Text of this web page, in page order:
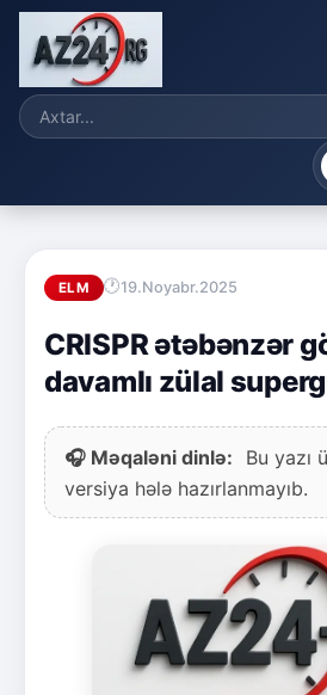
ELM 19.Noyabr.2025
CRISPR ətəbənzər
davamlı zülal
🎧 Məqaləni dinlə:
Bu yazı
versiya hələ hazırlanmayıb.